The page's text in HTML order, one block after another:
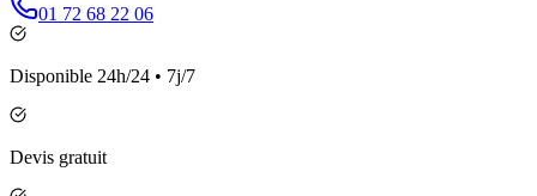
01 72 68 22 06
Disponible 24h/24 • 7j/7
Devis gratuit